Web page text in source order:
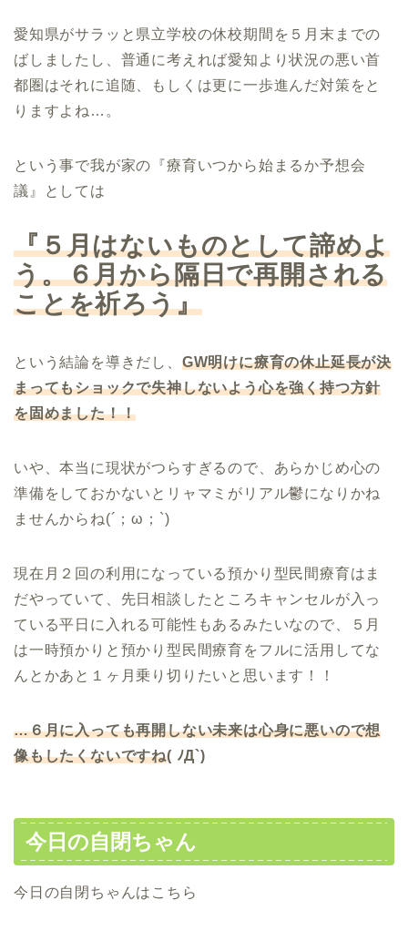
愛知県がサラッと県立学校の休校期間を５月末までの
ばしましたし、普通に考えれば愛知より状況の悪い首
都圏はそれに追随、もしくは更に一歩進んだ対策をと
りますよね…。
という事で我が家の『療育いつから始まるか予想会
議』としては
『５月はないものとして諦めよ
う。６月から隔日で再開される
ことを祈ろう』
という結論を導きだし、 GW明けに療育の休止延長が決
まってもショックで失神しないよう心を強く持つ方針
を固めました！！
いや、本当に現状がつらすぎるので、あらかじめ心の
準備をしておかないとリャマミがリアル鬱になりかね
ませんからね(´；ω；`)
現在月２回の利用になっている預かり型民間療育はま
だやっていて、先日相談したところキャンセルが入っ
ている平日に入れる可能性もあるみたいなので、５月
は一時預かりと預かり型民間療育をフルに活用してな
んとかあと１ヶ月乗り切りたいと思います！！
…６月に入っても再開しない未来は心身に悪いので想
像もしたくないですね( ﾉД`)
今日の自閉ちゃん
今日の自閉ちゃんはこちら